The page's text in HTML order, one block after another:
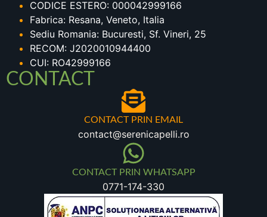
CODICE ESTERO: 000042999166
Fabrica: Resana, Veneto, Italia
Sediu Romania: Bucuresti, Sf. Vineri, 25
RECOM: J2020010944400
CUI: RO42999166
CONTACT
CONTACT PRIN EMAIL
contact@serenicapelli.ro
CONTACT PRIN WHATSAPP
0771-174-330